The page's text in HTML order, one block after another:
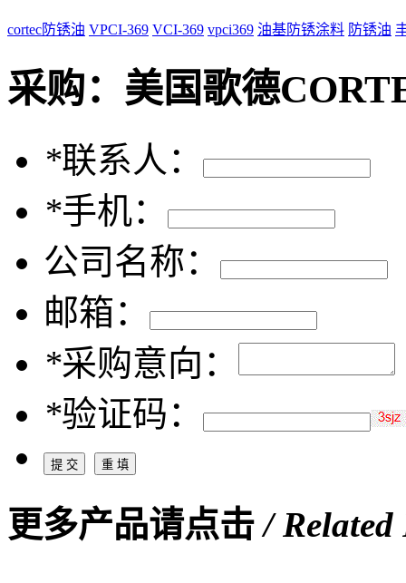
cortec防锈油 VPCI-369 VCI-369 vpci369 油基防锈涂料 防锈油
采购： 美国歌德
*联系人：
*手机：
公司名称：
邮箱：
*采购意向：
*验证码：
更多产品请点击/ Related